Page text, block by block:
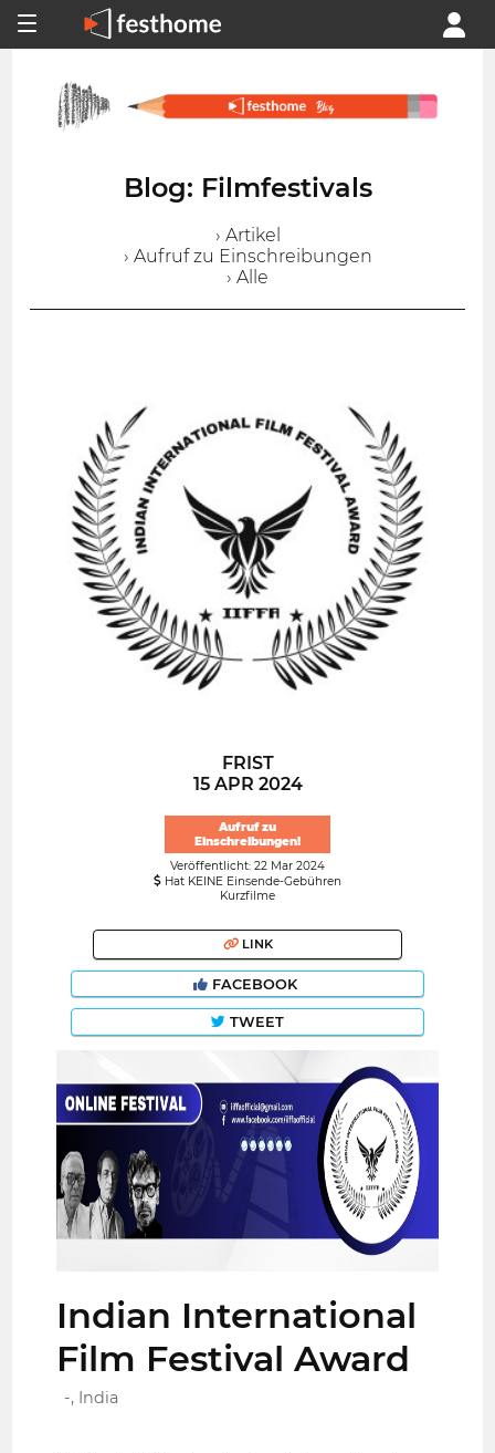
Blog: Filmfestivals
› Artikel
› Aufruf zu Einschreibungen
› Alle
FRIST
15 APR 2024
Aufruf zu
Einschreibungen!
Veröffentlicht: 22 Mar 2024
Hat KEINE Einsende-Gebühren
Kurzfilme
LINK
FACEBOOK
TWEET
Indian International
Film Festival Award
-, India